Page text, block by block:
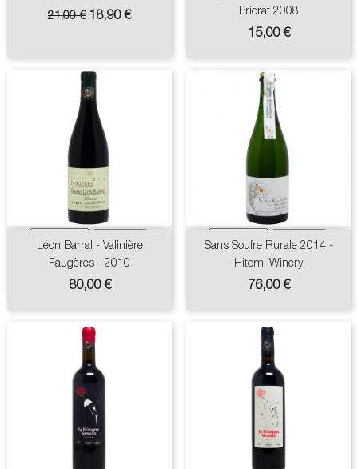
Prix
21,00 € Prix
18,90 €
Priorat 2008
Prix
15,00 €
Léon Barral - Valinière
Faugères - 2010
Prix
80,00 €
Sans Soufre Rurale 2014 -
Hitomi Winery
Prix
76,00 €